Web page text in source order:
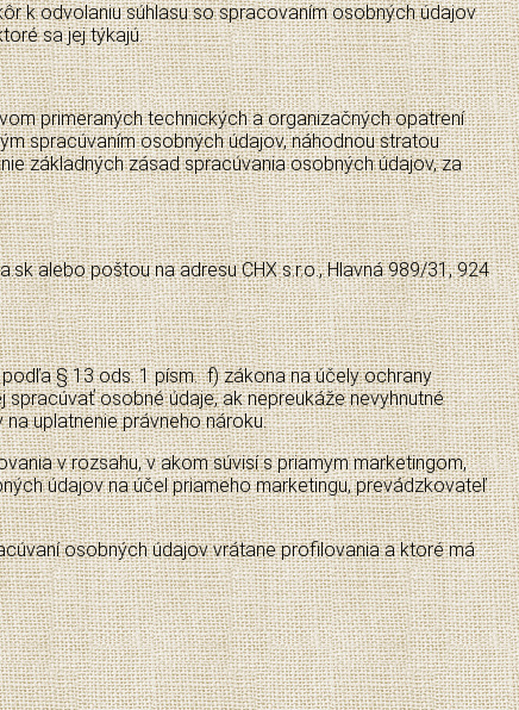
k odvolaniu súhlasu so spracovaním osobných údajov
sa jej týkajú.
primeraných technických a organizačných opatrení
spracúvaním osobných údajov, náhodnou stratou
základných zásad spracúvania osobných údajov, za
alebo poštou na adresu CHX s.r.o., Hlavná 989/31, 924
§ 13 ods. 1 písm. f) zákona na účely ochrany
osobné údaje, ak nepreukáže nevyhnutné
uplatnenie právneho nároku.
v rozsahu, v akom súvisí s priamym marketingom,
údajov na účel priameho marketingu, prevádzkovateľ
osobných údajov vrátane profilovania a ktoré má